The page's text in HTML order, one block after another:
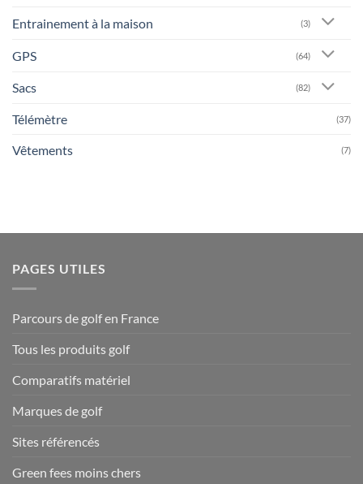
Entrainement à la maison (3)
GPS (64)
Sacs (82)
Télémètre (37)
Vêtements (7)
PAGES UTILES
Parcours de golf en France
Tous les produits golf
Comparatifs matériel
Marques de golf
Sites référencés
Green fees moins chers